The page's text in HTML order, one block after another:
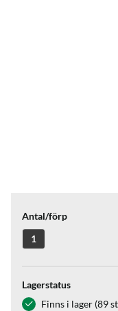
Antal/förp
1
Lagerstatus
Finns i lager (89